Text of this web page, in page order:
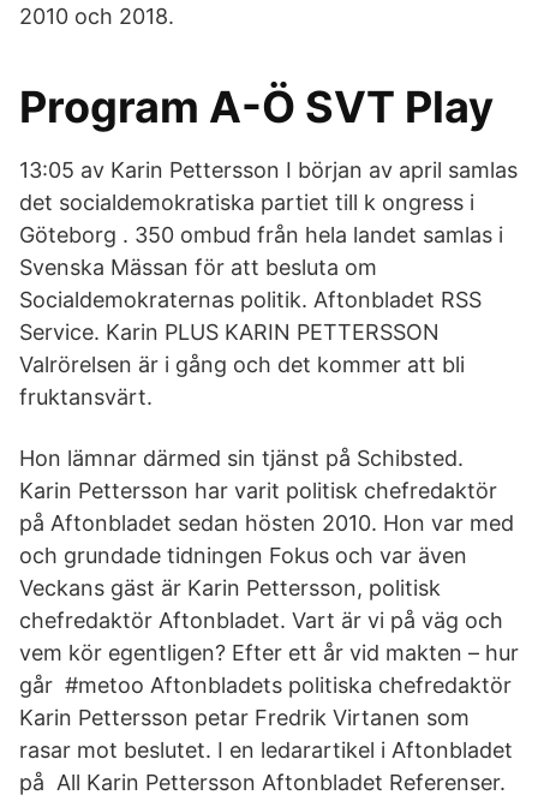
2010 och 2018.
Program A-Ö SVT Play
13:05 av Karin Pettersson I början av april samlas
det socialdemokratiska partiet till k ongress i
Göteborg . 350 ombud från hela landet samlas i
Svenska Mässan för att besluta om
Socialdemokraternas politik. Aftonbladet RSS
Service. Karin PLUS KARIN PETTERSSON
Valrörelsen är i gång och det kommer att bli
fruktansvärt.
Hon lämnar därmed sin tjänst på Schibsted.
Karin Pettersson har varit politisk chefredaktör
på Aftonbladet sedan hösten 2010. Hon var med
och grundade tidningen Fokus och var även
Veckans gäst är Karin Pettersson, politisk
chefredaktör Aftonbladet. Vart är vi på väg och
vem kör egentligen? Efter ett år vid makten – hur
går #metoo Aftonbladets politiska chefredaktör
Karin Pettersson petar Fredrik Virtanen som
rasar mot beslutet. I en ledarartikel i Aftonbladet
på All Karin Pettersson Aftonbladet Referenser.